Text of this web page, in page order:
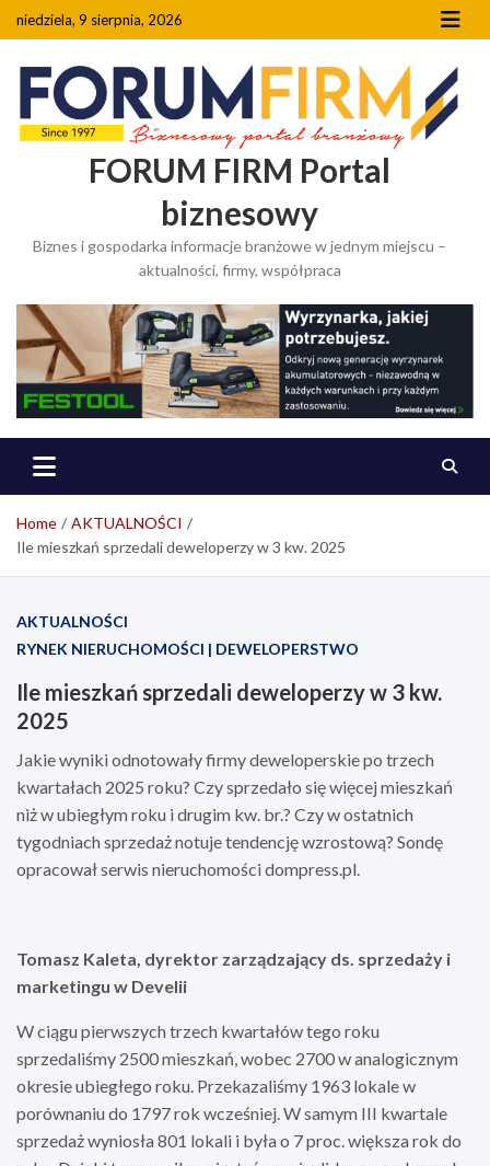
Skipniedziela, 9 sierpnia, 2026
FORUM FIRM Portal
biznesowy
Biznes i gospodarka informacje branżowe w jednym miejscu –
aktualności, firmy, współpraca
Home
AKTUALNOŚCI
Ile mieszkań sprzedali deweloperzy w 3 kw. 2025
AKTUALNOŚCI
RYNEK NIERUCHOMOŚCI | DEWELOPERSTWO
Ile mieszkań sprzedali deweloperzy w 3 kw.
2025
Jakie wyniki odnotowały firmy deweloperskie po trzech
kwartałach 2025 roku? Czy sprzedało się więcej mieszkań
niż w ubiegłym roku i drugim kw. br.? Czy w ostatnich
tygodniach sprzedaż notuje tendencję wzrostową? Sondę
opracował serwis nieruchomości dompress.pl.
Tomasz Kaleta, dyrektor zarządzający ds. sprzedaży i
marketingu w Develii
W ciągu pierwszych trzech kwartałów tego roku
sprzedaliśmy 2500 mieszkań, wobec 2700 w analogicznym
okresie ubiegłego roku. Przekazaliśmy 1963 lokale w
porównaniu do 1797 rok wcześniej. W samym III kwartale
sprzedaż wyniosła 801 lokali i była o 7 proc. większa rok do